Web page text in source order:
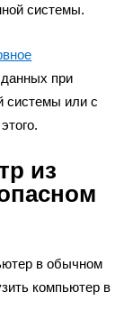
системы.
при
системы или с
из
в обычном
компьютер в